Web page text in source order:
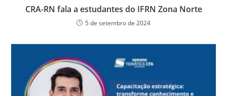
CRA-RN fala a estudantes do IFRN Zona Norte
5 de setembro de 2024